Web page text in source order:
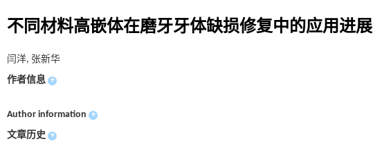
不同材料高嵌体在磨牙牙体缺损修复中的应用进展
闫洋, 张新华
作者信息 +
Author information +
文章历史 +